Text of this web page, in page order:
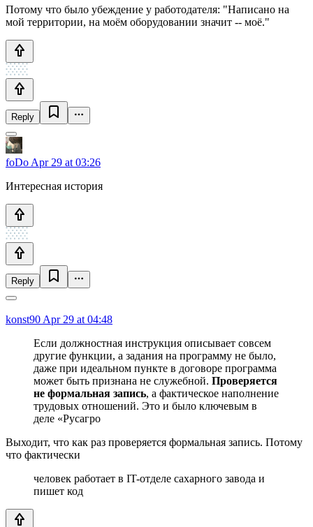
Потому что было убеждение у работодателя: "Написано на
мой территории, на моём оборудовании значит -- моё."
Reply
foDo Apr 29 at 03:26
Интересная история
Reply
konst90 Apr 29 at 04:48
Если должностная инструкция описывает совсем
другие функции, а задания на программу не было,
даже при идеальном пункте в договоре программа
может быть признана не служебной. Проверяется
не формальная запись, а фактическое наполнение
трудовых отношений. Это и было ключевым в
деле «Русагро
Выходит, что как раз проверяется формальная запись. Потому
что фактически
человек работает в IT-отделе сахарного завода и
пишет код